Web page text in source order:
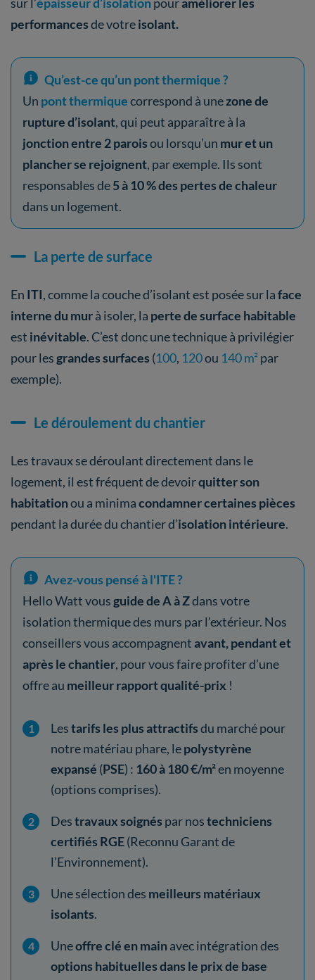
performancesde votreisolant.
Qu’est-ce qu’un pont thermique ?
Un pont thermiquecorrespond à unezone de
rupture d’isolant, qui peut apparaître à la
jonction entre 2 paroisou lorsqu’un mur et un
plancher se rejoignent, par exemple. Ils sont
responsables de5 à 10 % des pertes de chaleur
dans un logement.
La perte de surface
En ITI, comme la couche d’isolant est posée sur laface
interne du murà isoler, la perte de surface habitable
est inévitable. C’est donc une technique à privilégier
pour lesgrandes surfaces (100, 120ou 140 m²par
exemple).
Le déroulement du chantier
Les travaux se déroulant directement dans le
logement, il est fréquent de devoirquitter son
habitationou a minimacondamner certaines pièces
pendant la durée du chantier d’isolation intérieure.
Avez-vous pensé à l'ITE ?
Hello Watt vousguide de A à Zdans votre
isolation thermique des murs par l’extérieur. Nos
conseillers vous accompagnentavant, pendant et
après le chantier, pour vous faire profiter d’une
offre au meilleur rapport qualité-prix !
Lestarifs les plus attractifsdu marché pour
notre matériau phare, lepolystyrène
expansé (PSE) : 160 à 180 €/m²en moyenne
(options comprises).
Destravaux soignés par nostechniciens
certifiés RGE(Reconnu Garant de
l’Environnement).
Une sélection des meilleurs matériaux
isolants.
Uneoffre clé en mainavec intégration des
options habituelles dans le prix de base